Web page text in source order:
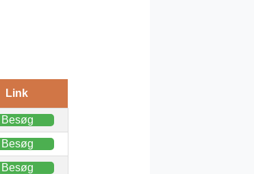
Link
Besøg
Besøg
Besøg